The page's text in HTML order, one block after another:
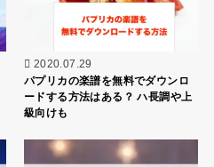
2020.07.29
パプリカの楽譜を無料でダウンロ
ードする方法はある？ ハ長調や上
級向けも